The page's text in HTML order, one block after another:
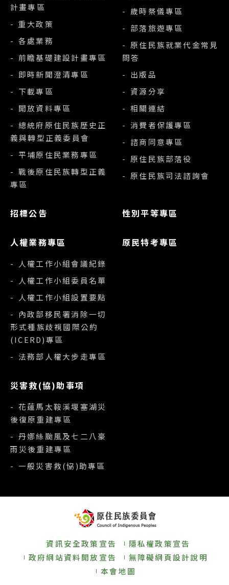
計畫專區
- 重大政策
- 各處業務
- 前瞻基礎建設計畫專區
- 即時新聞澄清專區
- 下載專區
- 開放資料專區
- 總統府原住民族歷史正
義與轉型正義委員會
- 平埔原住民業務專區
- 戰後原住民族轉型正義
專區
- 歲時祭儀專區
- 部落旅遊專區
- 原住民族就業代金常見
問答
- 出版品
- 資源分享
- 相關連結
- 消費者保護專區
- 諮商同意專區
- 原住民族部落役
- 原住民族司法諮詢會
招標公告 性別平等專區
人權業務專區
- 人權工作小組會議紀錄
- 人權工作小組委員名單
- 人權工作小組設置要點
- 內政部移民署消除一切
形式種族歧視國際公約
(ICERD)專區
- 法務部人權大步走專區
原民特考專區
災害救(協)助事項
- 花蓮馬太鞍溪堰塞湖災
後復原重建專區
- 丹娜絲颱風及七二八豪
雨災後重建專區
- 一般災害救(協)助專區
資訊安全政策宣告
隱私權政策宣告
政府網站資料開放宣告
無障礙網頁設計說明
本會地圖